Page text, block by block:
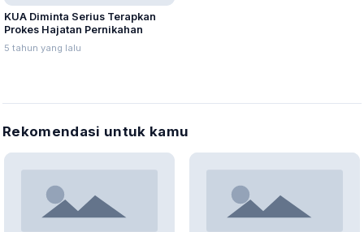
KUA Diminta Serius Terapkan
Prokes Hajatan Pernikahan
5 tahun yang lalu
Rekomendasi untuk kamu